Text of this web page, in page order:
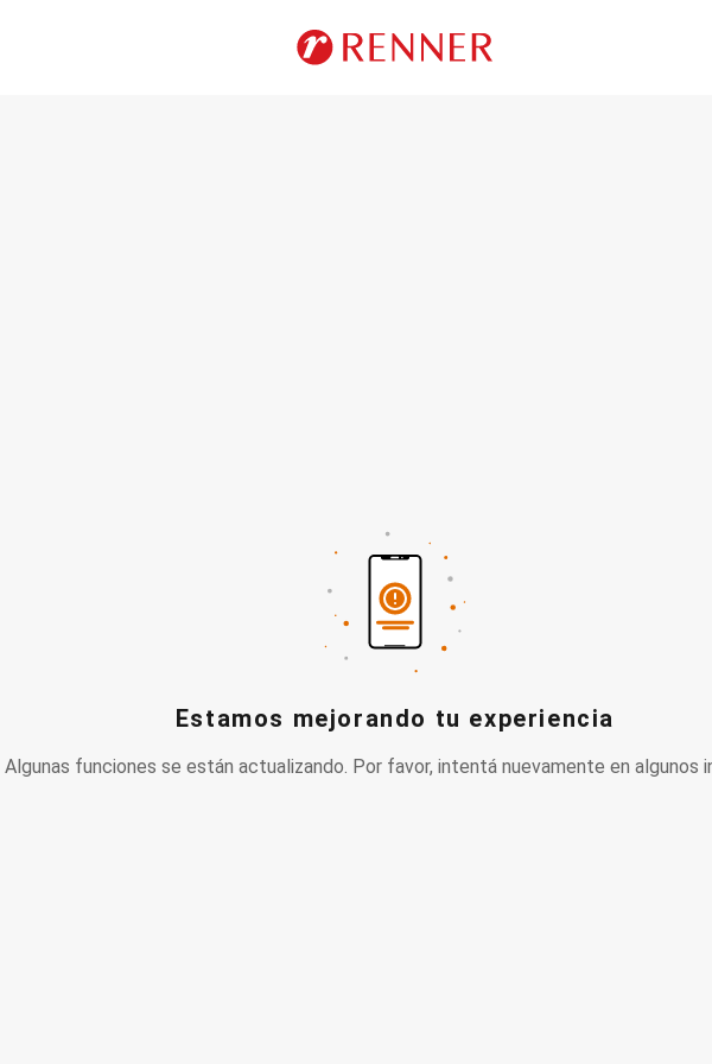
Estamos mejorando tu experiencia
Algunas funciones se están actualizando. Por favor, intentá nuevamente en algunos